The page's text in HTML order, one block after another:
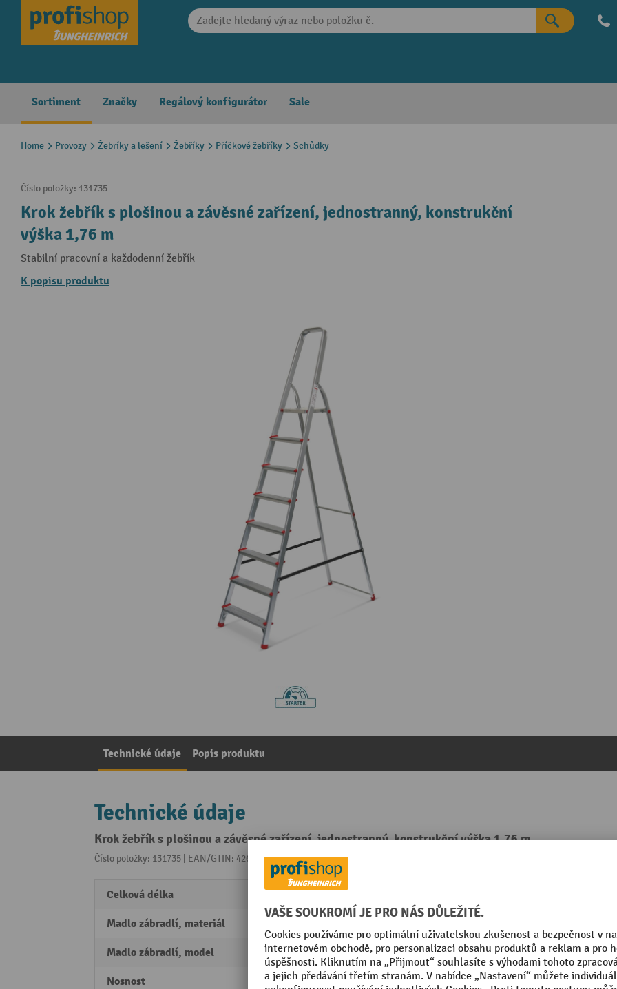
Skip to main navigation
Sortiment Značky Regálový konfigurátor Sale
Home Provozy Žebríky a lešení Žebříky Příčkové žebříky Schůdky
Číslo položky: 131735
Krok žebřík s plošinou a závěsné zařízení, jednostranný, konstrukční
výška 1,76 m
Stabilní pracovní a každodenní žebřík
K popisu produktu
Technické údaje Popis produktu
Technické údaje
Krok žebřík s plošinou a závěsné zařízení, jednostranný, konstrukční výška 1,76 m
Číslo položky: 131735 | EAN/GTIN: 4260054775149Z kategorie:
Celková délka 2,5 m
Madlo zábradlí, materiál
Madlo zábradlí, model pravoúhlá trubka
Nosnost 150 kg
Schody/příčky, počet
Segmentu